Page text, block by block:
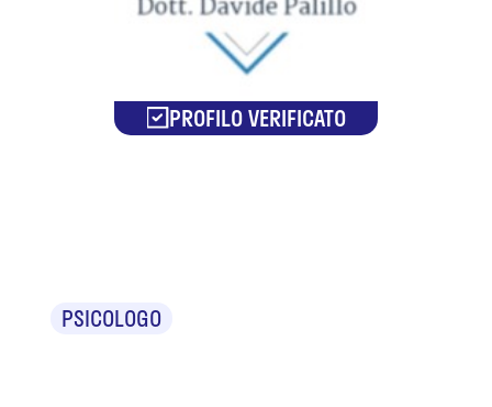
PROFILO VERIFICATO
PSICOLOGO